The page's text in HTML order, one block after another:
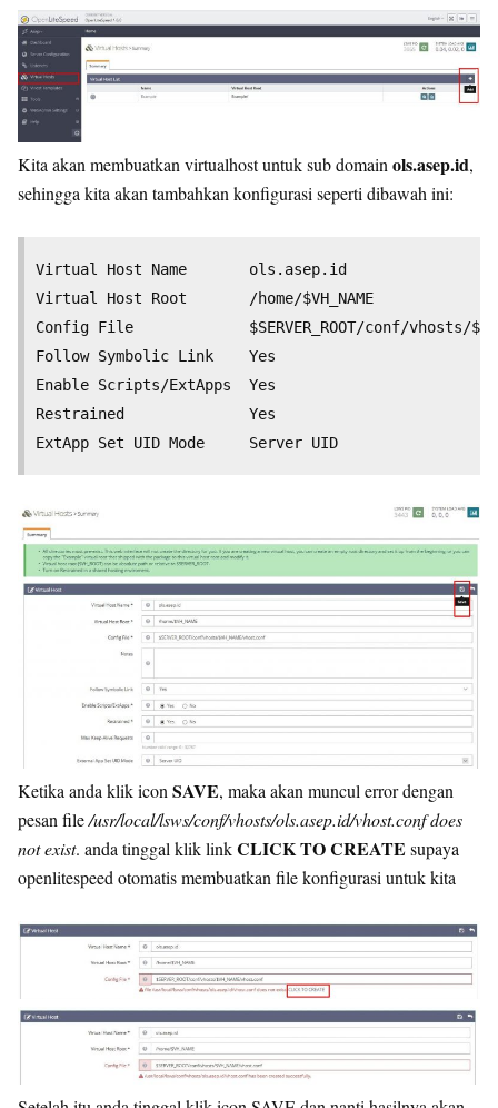
Kita akan membuatkan virtualhost untuk sub domain ols.asep.id,
sehingga kita akan tambahkan konfigurasi seperti dibawah ini:
Virtual Host Name 		ols.asep.id
Virtual Host Root 		/home/$VH_NAME
Config File 	        $SERVER_ROOT/conf/vhosts/$VH_NAME/vhost.conf
Follow Symbolic Link 	Yes
Enable Scripts/ExtApps 	Yes
Restrained 	        	Yes
Ketika anda klik icon SAVE, maka akan muncul error dengan
pesan file/usr/local/lsws/conf/vhosts/ols.asep.id/vhost.conf does
not exist. anda tinggal klik linkCLICK TO CREATE supaya
openlitespeed otomatis membuatkan file konfigurasi untuk kita